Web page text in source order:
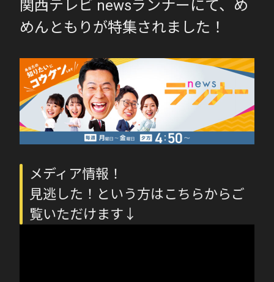
関西テレビ newsランナーにて、め
めんともりが特集されました！
メディア情報！
見逃した！という方はこちらからご
覧いただけます↓